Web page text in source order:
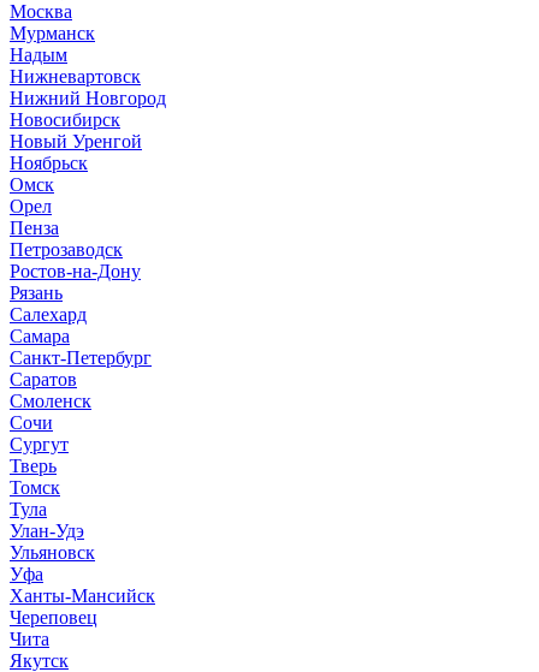
Москва
Мурманск
Надым
Нижневартовск
Нижний Новгород
Новосибирск
Новый Уренгой
Ноябрьск
Омск
Орел
Пенза
Петрозаводск
Ростов-на-Дону
Рязань
Салехард
Самара
Санкт-Петербург
Саратов
Смоленск
Сочи
Сургут
Тверь
Томск
Тула
Улан-Удэ
Ульяновск
Уфа
Ханты-Мансийск
Череповец
Чита
Якутск